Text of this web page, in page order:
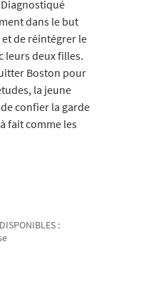
dans le but
de réintégrer le
leurs deux filles.
Boston pour
la jeune
confier la garde
fait comme les
: